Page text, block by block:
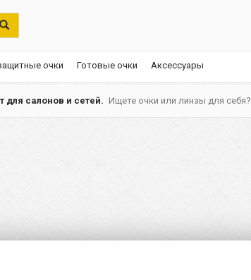
очки Готовые очки Аксессуары
для салонов и сетей. Ищете очки или линзы для себя?